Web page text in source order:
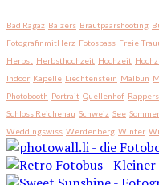
Bad Ragaz Balzers Brautpaarshooting
FotografinmitHerz Fotospass Freie
Herbst Herbsthochzeit Hochzeit
Indoor Kapelle Liechtenstein Malbun
Photobooth Portrait Quellenhof
Schloss Reichenau Schweiz See Sommer
Weddingswiss Werdenberg Winter